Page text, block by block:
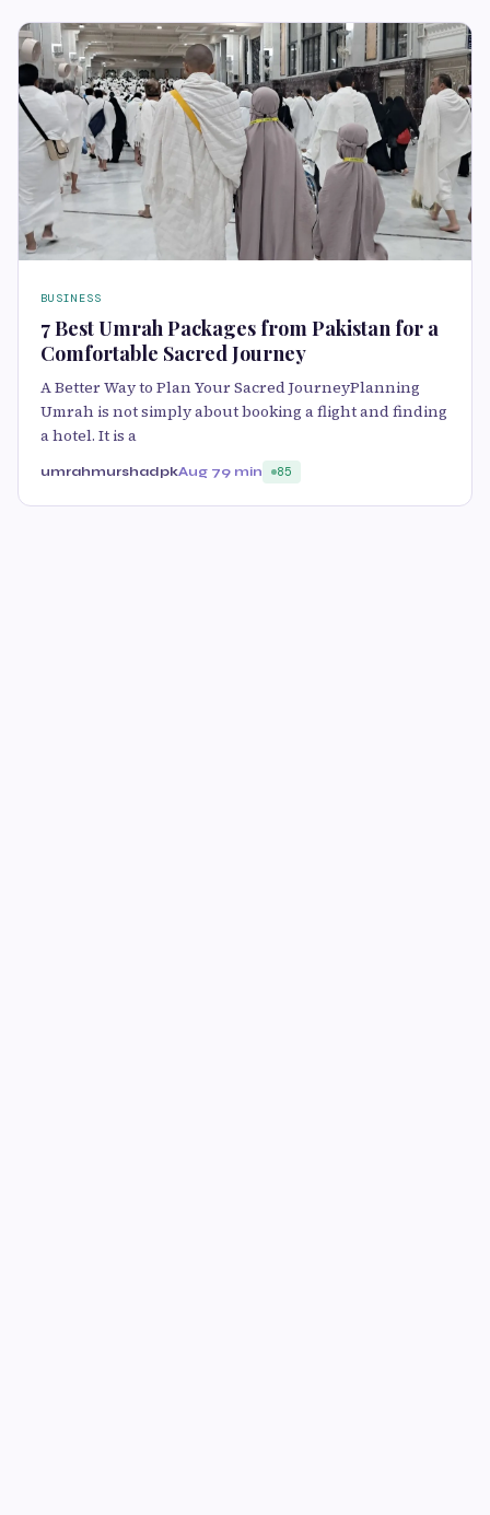
BUSINESS
7 Best Umrah Packages from Pakistan for a
Comfortable Sacred Journey
A Better Way to Plan Your Sacred JourneyPlanning
Umrah is not simply about booking a flight and finding
a hotel. It is a
umrahmurshadpkAug 79 min 85